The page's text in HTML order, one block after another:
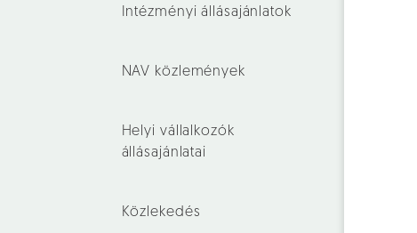
Intézményi állásajánlatok
NAV közlemények
Helyi vállalkozók
állásajánlatai
Közlekedés